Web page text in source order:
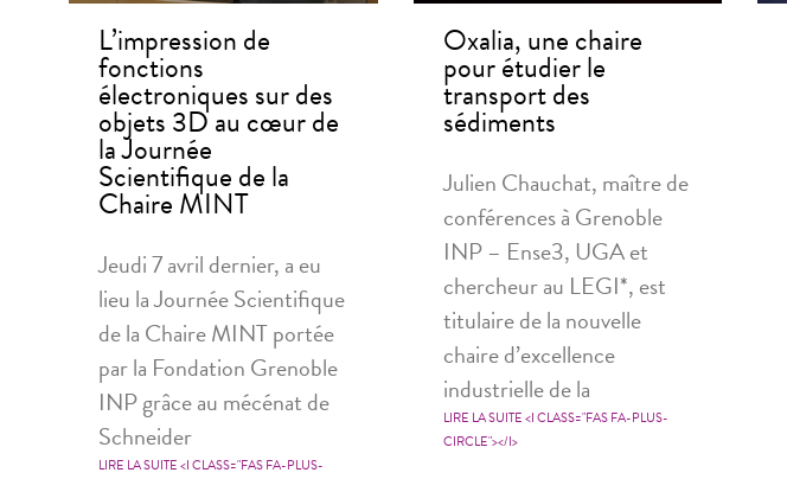
L’impression de
fonctions
électroniques sur des
objets 3D au cœur de
la Journée
Scientifique de la
Chaire MINT
Jeudi 7 avril dernier, a eu
lieu la Journée Scientifique
de la Chaire MINT portée
par la Fondation Grenoble
INP grâce au mécénat de
Schneider
LIRE LA SUITE <I CLASS="FAS FA-PLUS-
Oxalia, une chaire
pour étudier le
transport des
sédiments
Julien Chauchat, maître de
conférences à Grenoble
INP – Ense3, UGA et
chercheur au LEGI*, est
titulaire de la nouvelle
chaire d’excellence
industrielle de la
LIRE LA SUITE <I CLASS="FAS FA-PLUS-
CIRCLE"></I>